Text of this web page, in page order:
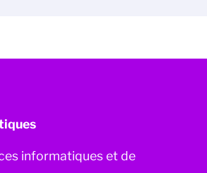
informatiques et de